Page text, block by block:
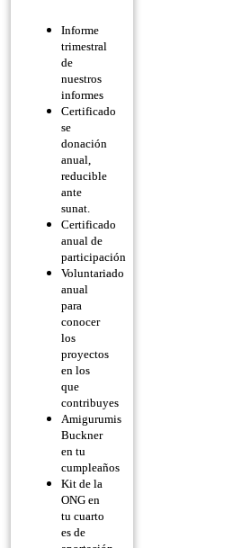
Informe
trimestral
de
nuestros
informes
Certificado
se
donación
anual,
reducible
ante
sunat.
Certificado
anual de
participación
Voluntariado
anual
para
conocer
los
proyectos
en los
que
contribuyes
Amigurumis
Buckner
en tu
cumpleaños
Kit de la
ONG en
tu cuarto
es de